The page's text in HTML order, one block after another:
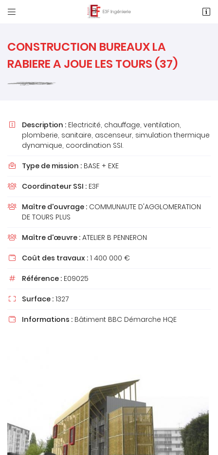
 
1 Rue des Métiers, Le Clos de l'Ormeau
05 49 62 02 02
Adresse email de réception
désinscrire à tout moment en utilisant
CONSTRUCTION BUREAUX LA
RABIERE A JOUE LES TOURS (37)
 Description : Electricité, chauffage, ventilation,
plomberie, sanitaire, ascenseur, simulation thermique
dynamique, coordination SSI.
 Type de mission : BASE + EXE
 Coordinateur SSI : E3F
 Maître d'ouvrage : COMMUNAUTE D'AGGLOMERATION
DE TOURS PLUS
 Maître d'œuvre : ATELIER B PENNERON
 Coût des travaux : 1 400 000 €
 Référence : E09025
 Surface : 1327
 Informations : Bâtiment BBC Démarche HQE